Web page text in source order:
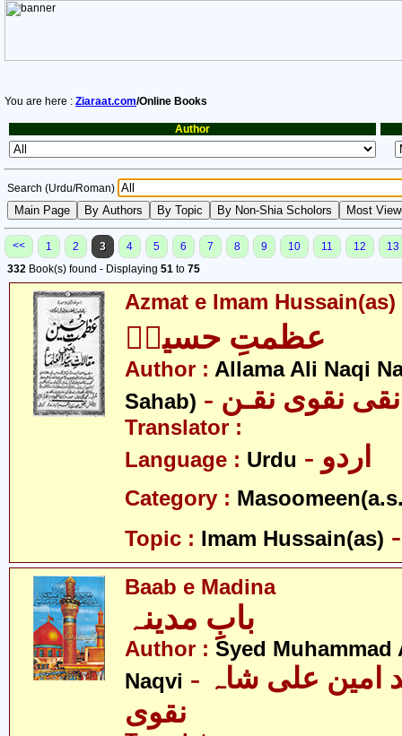
You are here : Ziaraat.com/Online Books
Author
Search (Urdu/Roman)
<< 1 2 3 4 5 6 7 8 9 10 11 12
13
332 Book(s) found - Displaying 51 to 75
Azmat e Imam Hussain(as)
عظمتِ حسینؑ
Author : Allama Ali Naqi
Sahab)
نقوی نقـن
Translator :
Language : Urdu - اردو
Category :
Topic : Imam Hussain(as)
Baab e Madina
بابِ مدینہ
Author : Syed Muhammad
Naqvi - سید محمد امین علی شاہ
نقوی